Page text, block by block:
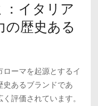
：イタリア
の歴史ある
ーマを起源とするイ
史あるブランドであ
評価されています。